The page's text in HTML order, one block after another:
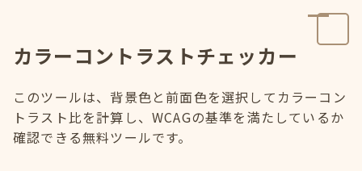
カラーコントラストチェッカー
このツールは、背景色と前面色を選択してカラーコン
トラスト比を計算し、WCAGの基準を満たしているか
確認できる無料ツールです。